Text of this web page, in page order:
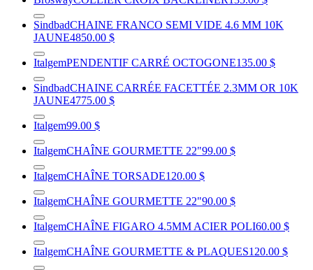
SindbadCHAINE FRANCO SEMI VIDE 4.6 MM 10K
JAUNE4850.00 $
ItalgemPENDENTIF CARRÉ OCTOGONE135.00 $
SindbadCHAINE CARRÉE FACETTÉE 2.3MM OR 10K
JAUNE4775.00 $
Italgem99.00 $
ItalgemCHAÎNE GOURMETTE 22"99.00 $
ItalgemCHAÎNE TORSADE120.00 $
ItalgemCHAÎNE GOURMETTE 22"90.00 $
ItalgemCHAÎNE FIGARO 4.5MM ACIER POLI60.00 $
ItalgemCHAÎNE GOURMETTE & PLAQUES120.00 $